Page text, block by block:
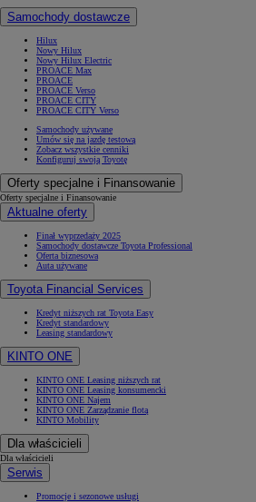
Samochody dostawcze
Hilux
Nowy Hilux
Nowy Hilux Electric
PROACE Max
PROACE
PROACE Verso
PROACE CITY
PROACE CITY Verso
Samochody używane
Umów się na jazdę testową
Zobacz wszystkie cenniki
Konfiguruj swoją Toyotę
Oferty specjalne i Finansowanie
Oferty specjalne i Finansowanie
Aktualne oferty
Finał wyprzedaży 2025
Samochody dostawcze Toyota Professional
Oferta biznesowa
Auta używane
Toyota Financial Services
Kredyt niższych rat Toyota Easy
Kredyt standardowy
Leasing standardowy
KINTO ONE
KINTO ONE Leasing niższych rat
KINTO ONE Leasing konsumencki
KINTO ONE Najem
KINTO ONE Zarządzanie flotą
KINTO Mobility
Dla właścicieli
Dla właścicieli
Serwis
Promocje i sezonowe usługi